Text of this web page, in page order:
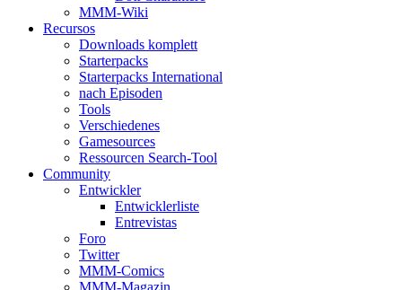
MMM-Wiki
Recursos
Downloads komplett
Starterpacks
Starterpacks International
nach Episoden
Tools
Verschiedenes
Gamesources
Ressourcen Search-Tool
Community
Entwickler
Entwicklerliste
Entrevistas
Foro
Twitter
MMM-Comics
MMM-Magazin